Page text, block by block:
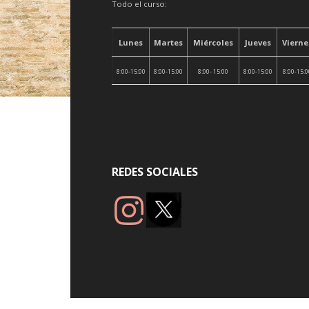
Todo el curso:
Lunes Martes Miércoles Jueves
8:00-15:00 8:00-15:00 8:00- 15:00 8:00-15:00 8:00-
REDES SOCIALES